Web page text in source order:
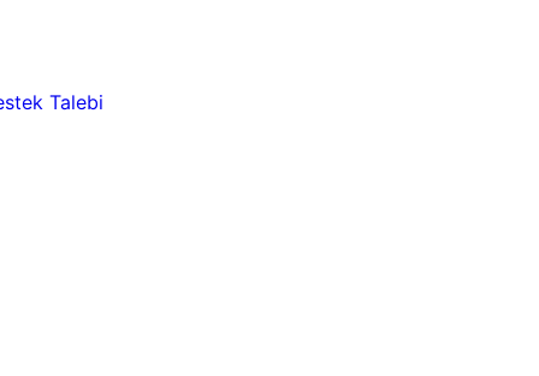
Talebi